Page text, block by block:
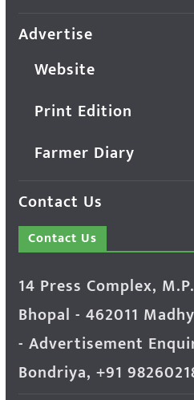
Advertise
Website
Print Edition
Farmer Diary
Contact Us
Contact Us
14 Press Complex,
Bhopal - 462011
- Advertisement
Bondriya, +91